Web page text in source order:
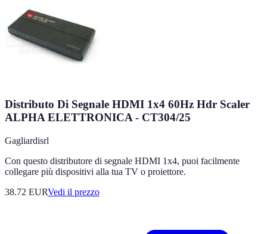
Distributo Di Segnale HDMI 1x4 60Hz Hdr Scaler
ALPHA ELETTRONICA - CT304/25
Gagliardisrl
Con questo distributore di segnale HDMI 1x4, puoi facilmente
collegare più dispositivi alla tua TV o proiettore.
38.72 EURVedi il prezzo